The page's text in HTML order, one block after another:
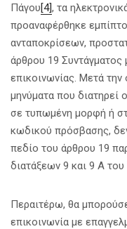
Πάγου[4], τα
προαναφέρθηκε
ανταποκρίσεων,
άρθρου 19 Συντάγματος
επικοινωνίας. Μετά
μηνύματα που
σε τυπωμένη μορφή ή
κωδικού πρόσβασης,
πεδίο του άρθρου 19
διατάξεων 9 και 9 Α του
Περαιτέρω, θα
επικοινωνία με